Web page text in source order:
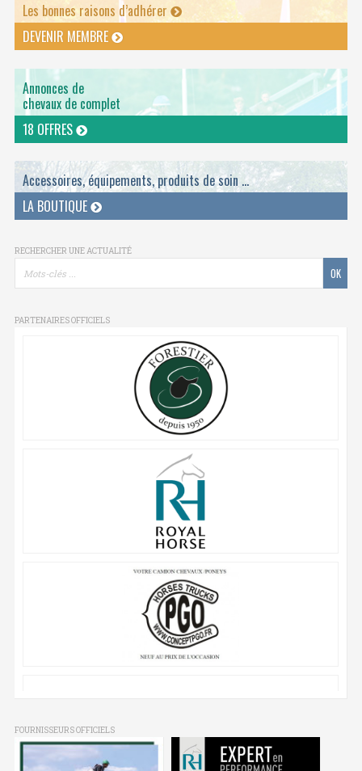
Les bonnes raisons d’adhérer
DEVENIR MEMBRE
Annonces de
chevaux de complet
18 OFFRES
Accessoires, équipements, produits de soin ...
LA BOUTIQUE
RECHERCHER UNE ACTUALITÉ
PARTENAIRES OFFICIELS
FOURNISSEURS OFFICIELS